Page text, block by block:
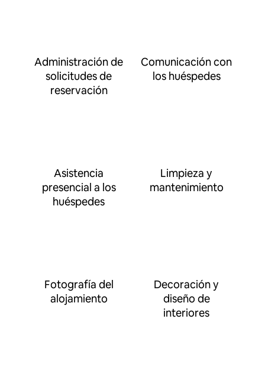
Administración de
solicitudes de
reservación
Comunicación con
los huéspedes
Asistencia
presencial a los
huéspedes
Limpieza y
mantenimiento
Fotografía del
alojamiento
Decoración y
diseño de
interiores